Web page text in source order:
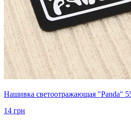
Нашивка светоотражающая "Panda"
14 грн